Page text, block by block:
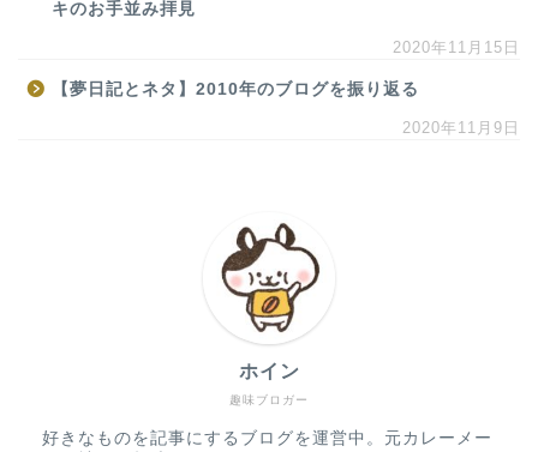
キのお手並み拝見
2020年11月15日
【夢日記とネタ】2010年のブログを振り返る
2020年11月9日
趣味ブロガー
ホイン
好きなものを記事にするブログを運営中。元カレーメー